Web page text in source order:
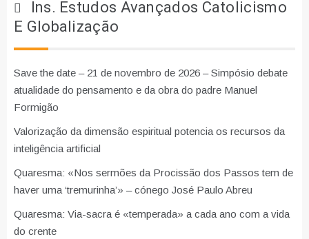
Ins. Estudos Avançados Catolicismo
E Globalização
Save the date – 21 de novembro de 2026 – Simpósio debate
atualidade do pensamento e da obra do padre Manuel
Formigão
Valorização da dimensão espiritual potencia os recursos da
inteligência artificial
Quaresma: «Nos sermões da Procissão dos Passos tem de
haver uma ‘tremurinha’» – cónego José Paulo Abreu
Quaresma: Via-sacra é «temperada» a cada ano com a vida
do crente